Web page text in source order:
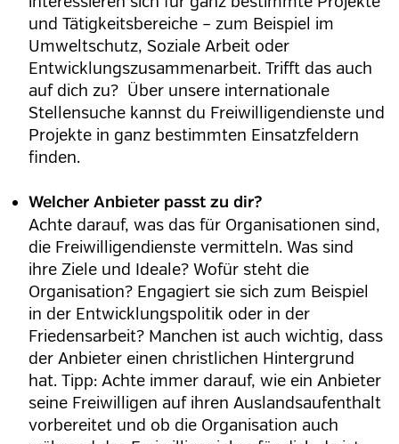
und Tätigkeitsbereiche – zum Beispiel im
Umweltschutz, Soziale Arbeit oder
Entwicklungszusammenarbeit. Trifft das auch
auf dich zu? Über unsere internationale
Stellensuche kannst du Freiwilligendienste und
Projekte in ganz bestimmten Einsatzfeldern
finden.
Welcher Anbieter passt zu dir?
Achte darauf, was das für Organisationen sind,
die Freiwilligendienste vermitteln. Was sind
ihre Ziele und Ideale? Wofür steht die
Organisation? Engagiert sie sich zum Beispiel
in der Entwicklungspolitik oder in der
Friedensarbeit? Manchen ist auch wichtig, dass
der Anbieter einen christlichen Hintergrund
hat. Tipp: Achte immer darauf, wie ein Anbieter
seine Freiwilligen auf ihren Auslandsaufenthalt
vorbereitet und ob die Organisation auch